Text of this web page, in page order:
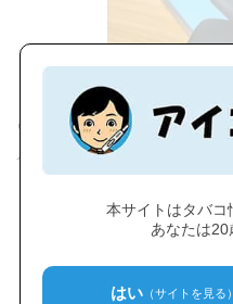
本サイトはタバコ
あなたは20
はい （サイトを見る）
ウィズ2の評判は？ 悪い評
ケートでは、悪い評判が一
トいただけると、参考にな